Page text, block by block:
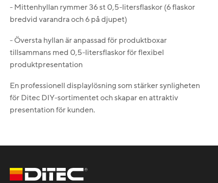
- Mittenhyllan rymmer 36 st 0,5-litersflaskor (6 flaskor
bredvid varandra och 6 på djupet)
- Översta hyllan är anpassad för produktboxar
tillsammans med 0,5-litersflaskor för flexibel
produktpresentation
En professionell displaylösning som stärker synligheten
för Ditec DIY-sortimentet och skapar en attraktiv
presentation för kunden.